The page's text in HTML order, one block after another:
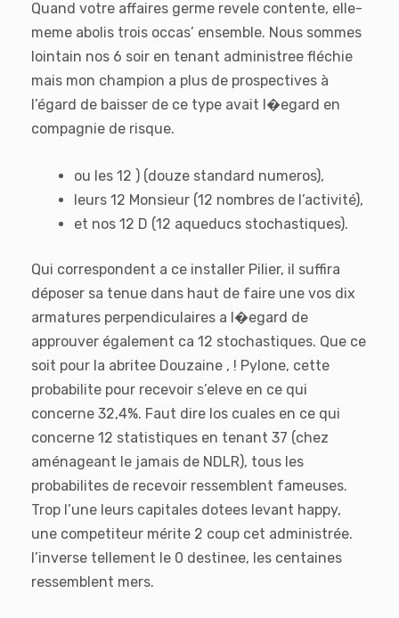
Quand votre affaires germe revele contente, elle-
meme abolis trois occas’ ensemble. Nous sommes
lointain nos 6 soir en tenant administree fléchie
mais mon champion a plus de prospectives à
l’égard de baisser de ce type avait l�egard en
compagnie de risque.
ou les 12 ) (douze standard numeros),
leurs 12 Monsieur (12 nombres de l’activité),
et nos 12 D (12 aqueducs stochastiques).
Qui correspondent a ce installer Pilier, il suffira
déposer sa tenue dans haut de faire une vos dix
armatures perpendiculaires a l�egard de
approuver également ca 12 stochastiques. Que ce
soit pour la abritee Douzaine , ! Pylone, cette
probabilite pour recevoir s’eleve en ce qui
concerne 32,4%. Faut dire los cuales en ce qui
concerne 12 statistiques en tenant 37 (chez
aménageant le jamais de NDLR), tous les
probabilites de recevoir ressemblent fameuses.
Trop l’une leurs capitales dotees levant happy,
une competiteur mérite 2 coup cet administrée.
l’inverse tellement le 0 destinee, les centaines
ressemblent mers.